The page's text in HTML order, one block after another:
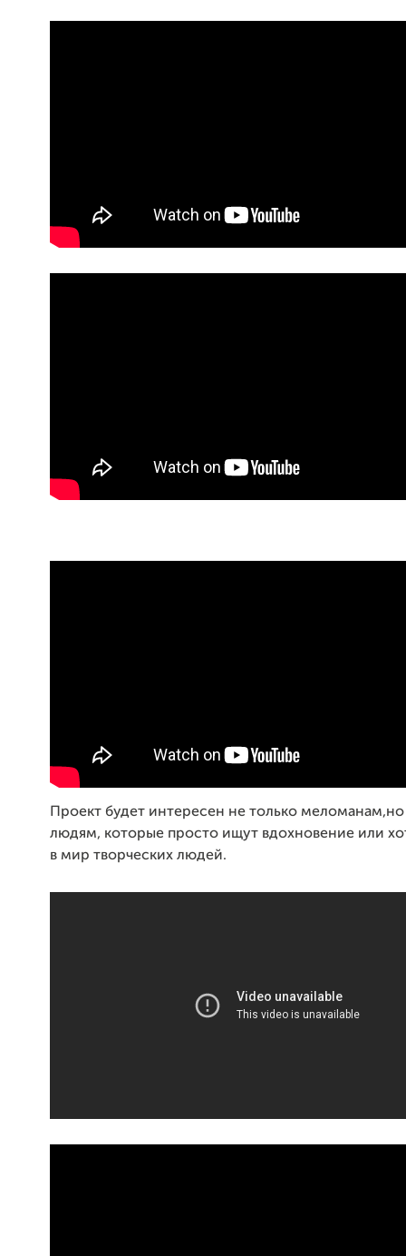
Проект будет интересен не только
людям, которые просто ищут вдохновение или
в мир творческих людей.